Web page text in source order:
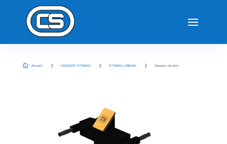
 Accueil 5 CONCEPT FITNESS 5 FITNESS URBAIN 5 Stepper double